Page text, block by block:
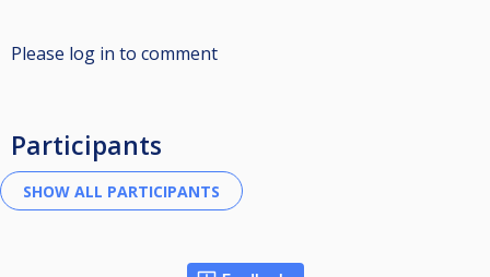
Please log in to comment
Participants